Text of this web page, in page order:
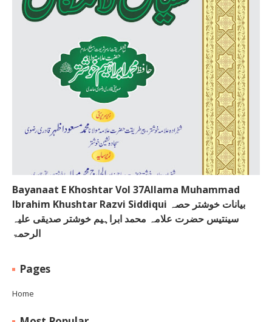
Bayanaat E Khoshtar Vol 37Allama Muhammad
Ibrahim Khushtar Razvi Siddiqui بیانات خوشتر حصہ
سینتیس حضرت علامہ محمد ابراہیم خوشتر صدیقی علیہ
الرحمۃ
Pages
Home